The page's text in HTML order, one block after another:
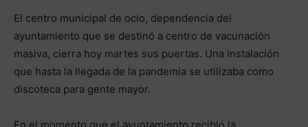
El centro municipal de ocio, dependencia del
ayuntamiento que se destinó a centro de vacunación
masiva, cierra hoy martes sus puertas. Una instalación
que hasta la llegada de la pandemia se utilizaba como
discoteca para gente mayor.